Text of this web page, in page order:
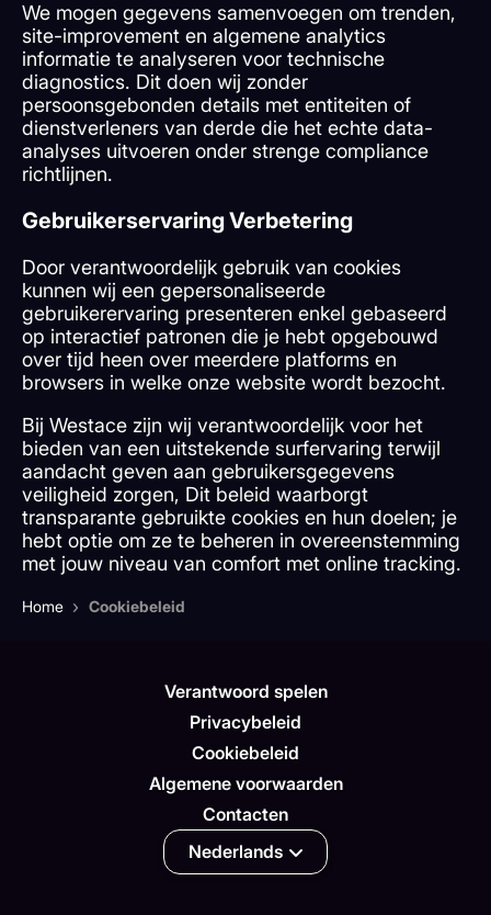
We mogen gegevens samenvoegen om trenden,
site-improvement en algemene analytics
informatie te analyseren voor technische
diagnostics. Dit doen wij zonder
persoonsgebonden details met entiteiten of
dienstverleners van derde die het echte data-
analyses uitvoeren onder strenge compliance
richtlijnen.
Gebruikerservaring Verbetering
Door verantwoordelijk gebruik van cookies
kunnen wij een gepersonaliseerde
gebruikerervaring presenteren enkel gebaseerd
op interactief patronen die je hebt opgebouwd
over tijd heen over meerdere platforms en
browsers in welke onze website wordt bezocht.
Bij Westace zijn wij verantwoordelijk voor het
bieden van een uitstekende surfervaring terwijl
aandacht geven aan gebruikersgegevens
veiligheid zorgen, Dit beleid waarborgt
transparante gebruikte cookies en hun doelen; je
hebt optie om ze te beheren in overeenstemming
met jouw niveau van comfort met online tracking.
Home › Cookiebeleid
Verantwoord spelen
Privacybeleid
Cookiebeleid
Algemene voorwaarden
Contacten
Nederlands